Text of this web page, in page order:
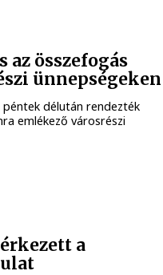
az összefogás
ünnepségeken
délután rendezték
emlékező városrészi
a